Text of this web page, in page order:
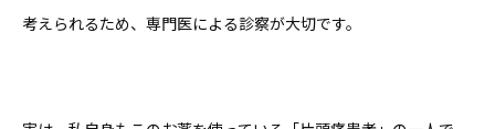
考えられるため、専門医による診察が大切です。